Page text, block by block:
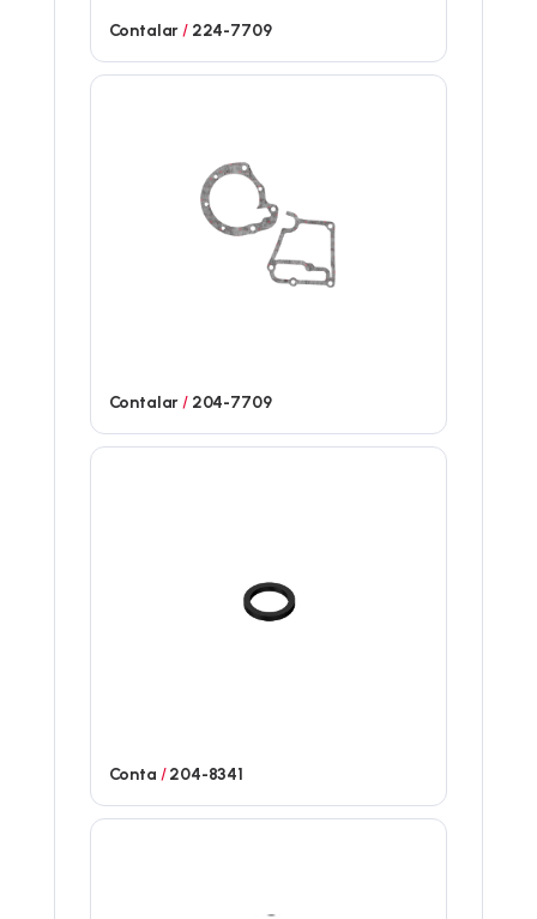
Contalar/224-7709
Contalar/204-7709
Conta /204-8341